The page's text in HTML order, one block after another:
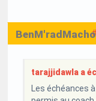
tarajjidawla a
Les échéances